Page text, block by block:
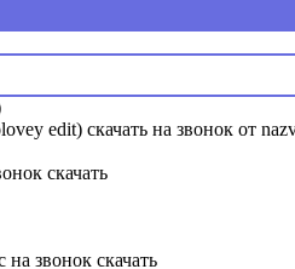
edit) скачать на звонок от